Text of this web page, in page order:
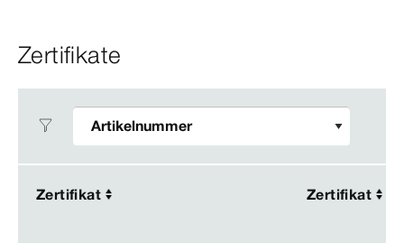
Zertifikate
Zertifikat Zertifikat
Zertifikat Zertifikat